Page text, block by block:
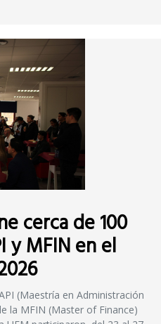
cerca de 100
y MFIN en el
(Maestría en Administración
la MFIN (Master of Finance)